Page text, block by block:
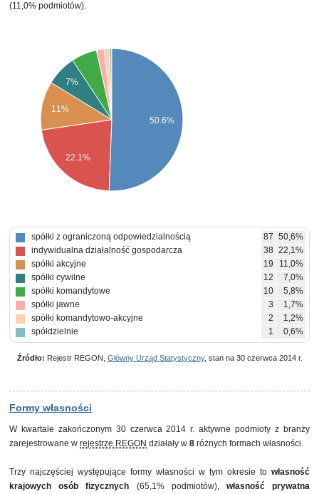
(11,0% podmiotów).
7%
11%
22.1%
50.6%
spółki z ograniczoną odpowiedzialnością 87 50,6%
indywidualna działalność gospodarcza
38 22,1%
spółki akcyjne
19
11,0%
spółki cywilne
12
7,0%
spółki komandytowe
10
5,8%
spółki jawne
3
1,7%
spółki komandytowo-akcyjne
2
1,2%
spółdzielnie
1 0,6%
Źródło: Rejestr REGON, Główny Urząd Statystyczny, stan na 30 czerwca 2014 r.
Formy własności
W kwartale zakończonym 30 czerwca 2014 r. aktywne podmioty z branży
zarejestrowane w rejestrze REGON działały w 8 różnych formach własności.
Trzy najczęściej występujące formy własności w tym okresie to własność
krajowych osób fizycznych (65,1% podmiotów), własność prywatna